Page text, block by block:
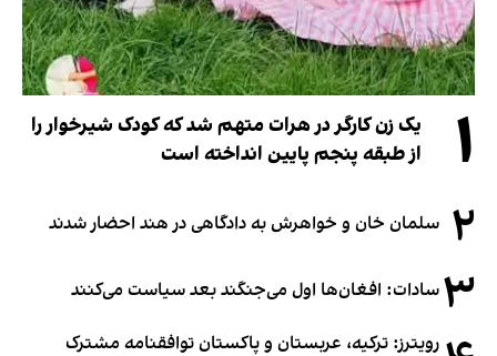
۱
یک زن کارگر در هرات متهم شد که کودک شیرخوار را
از طبقه پنجم پایین انداخته است
۲ سلمان خان و خواهرش به دادگاهی در هند احضار شدند
۳سادات: افغان‌ها اول می‌جنگند بعد سیاست می‌کنند
رویترز: ترکیه، عربستان و پاکستان توافقنامه مشترک